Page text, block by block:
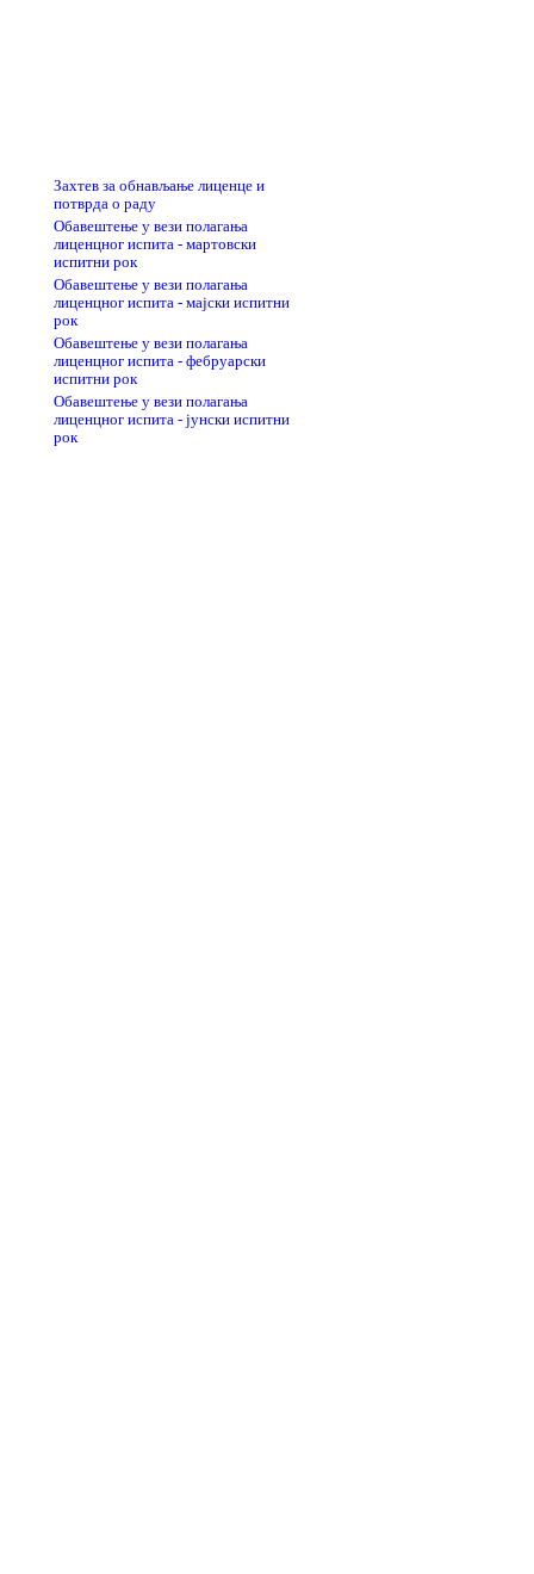
Захтев за обнављање лиценце и
потврда о раду
Обавештење у вези полагања
лиценцног испита - мартовски
испитни рок
Обавештење у вези полагања
лиценцног испита - мајски испитни
рок
Обавештење у вези полагања
лиценцног испита - фебруарски
испитни рок
Обавештење у вези полагања
лиценцног испита - јунски испитни
рок